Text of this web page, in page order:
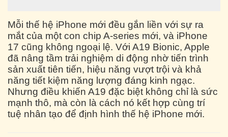
Mỗi thế hệ iPhone mới đều gắn liền với sự ra
mắt của một con chip A-series mới, và iPhone
17 cũng không ngoại lệ. Với A19 Bionic, Apple
đã nâng tầm trải nghiệm di động nhờ tiến trình
sản xuất tiên tiến, hiệu năng vượt trội và khả
năng tiết kiệm năng lượng đáng kinh ngạc.
Nhưng điều khiến A19 đặc biệt không chỉ là sức
mạnh thô, mà còn là cách nó kết hợp cùng trí
tuệ nhân tạo để định hình thế hệ iPhone mới.